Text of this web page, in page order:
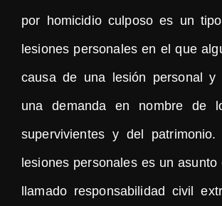
por homicidio culposo es un
lesiones personales en el que
causa de una lesión personal y
una demanda en nombre de
supervivientes y del
lesiones personales es un asunto
llamado responsabilidad civil